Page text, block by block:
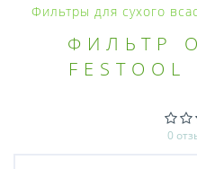
Фильтры для сухого
ФИЛЬТР
FESTOOL
0